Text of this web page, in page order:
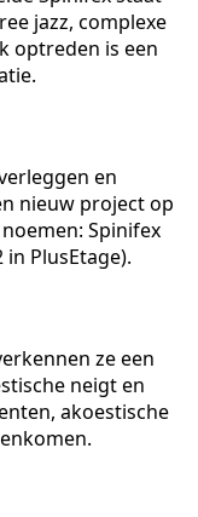
jazz, complexe
optreden is een
en
nieuw project op
Spinifex
in PlusEtage).
ze een
neigt en
akoestische